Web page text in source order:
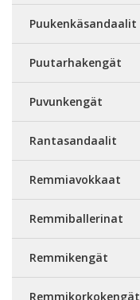
Puukenkäsandaalit
Puutarhakengät
Puvunkengät
Rantasandaalit
Remmiavokkaat
Remmiballerinat
Remmikengät
Remmikorkokengät